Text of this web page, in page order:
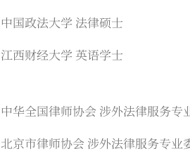
中国政法大学 法律硕士
江西财经大学 英语学士
中华全国律师协会 涉外法律服务专
北京市律师协会 涉外法律服务专业